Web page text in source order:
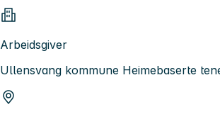
Arbeidsgiver
Ullensvang kommune Heimebaserte